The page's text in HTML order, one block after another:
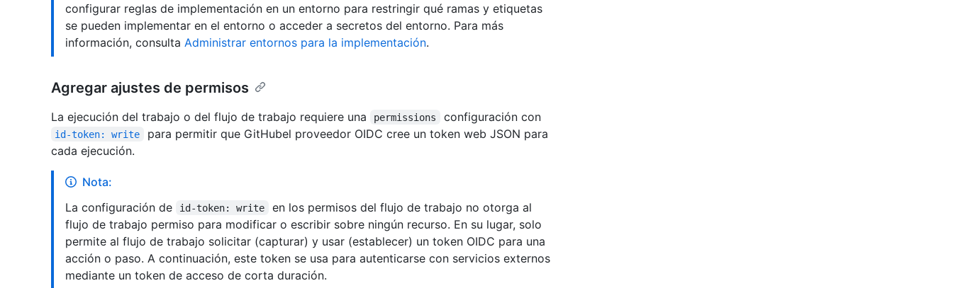
configurar reglas de implementación en un entorno para restringir qué ramas y etiquetas
se pueden implementar en el entorno o acceder a secretos del entorno. Para más
información, consulta Administrar entornos para la implementación.
Agregar ajustes de permisos
La ejecución del trabajo o del flujo de trabajo requiere una permissions configuración con
id-token: write
para permitir que GitHubel proveedor OIDC cree un token web JSON para
cada ejecución.
Nota:
La configuración de
id-token: write
en los permisos del flujo de trabajo no otorga al
flujo de trabajo permiso para modificar o escribir sobre ningún recurso. En su lugar, solo
permite al flujo de trabajo solicitar (capturar) y usar (establecer) un token OIDC para una
acción o paso. A continuación, este token se usa para autenticarse con servicios externos
mediante un token de acceso de corta duración.